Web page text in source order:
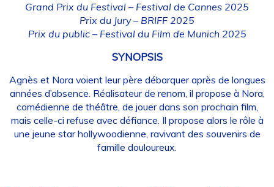
Grand Prix du Festival – Festival de Cannes 2025
Prix du Jury – BRIFF 2025
Prix du public – Festival du Film de Munich 2025
SYNOPSIS
Agnès et Nora voient leur père débarquer après de longues
années d’absence. Réalisateur de renom, il propose à Nora,
comédienne de théâtre, de jouer dans son prochain film,
mais celle-ci refuse avec défiance. Il propose alors le rôle à
une jeune star hollywoodienne, ravivant des souvenirs de
famille douloureux.